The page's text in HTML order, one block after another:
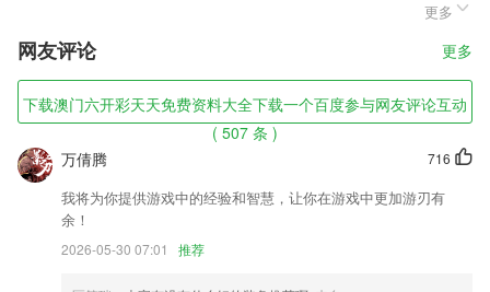
澳门六开彩天天免费资料大全下载一个百度是一款力求为玩家们复刻端游
体验的完美合击版本，玩家们可以在这款游戏之中体验到全新的乐趣享
受，为你缔造优质而又不凡的竞技体验，在这里你将能够畅玩所有内容，
为你打造多元化的合击玩法，职业搭配任由你来选择!
澳门六开彩天天免费资料大全下载一个百度软件特色
1,软件功能
2,【懂你心，爱你眼】护眼模式、仿真等多翻页效果、自定义阅读设置，
让你体验质感阅读；
3,每天记背重要的字词句子，让孩子可以积累更多的词语。
更多
网友评论 更多
下载澳门六开彩天天免费资料大全下载一个百度参与网友评论互动
( 507 条 )
716
万倩腾
我将为你提供游戏中的经验和智慧，让你在游戏中更加游刃有
余！
2026-05-30 07:01 推荐